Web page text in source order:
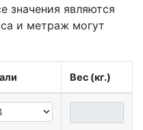
значения являются
и метраж могут
Вес (кг.)